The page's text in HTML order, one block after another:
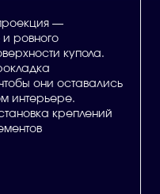
—
и ровного
купола.
они оставались
интерьере.
креплений